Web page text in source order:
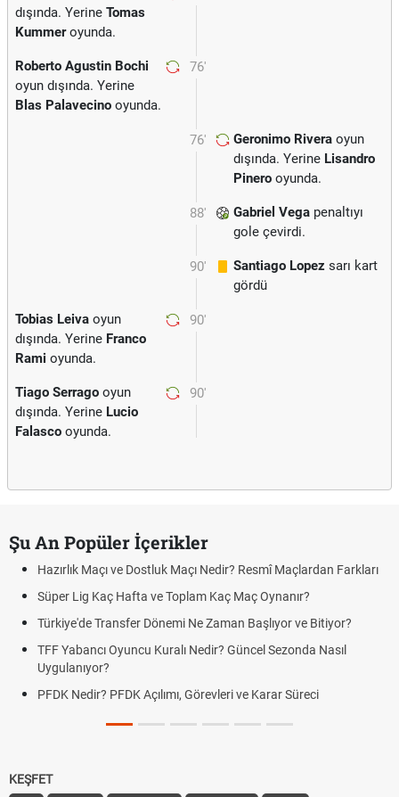
dışında. Yerine Tomas
Kummeroyunda.
76'
Roberto Agustin Bochi
oyun dışında. Yerine
Blas Palavecino oyunda.
76' Geronimo Rivera oyun
dışında. Yerine Lisandro
Pinero oyunda.
88' Gabriel Vega penaltıyı
gole çevirdi.
90' Santiago Lopez sarı kart
gördü
90'
Tobias Leiva oyun
dışında. Yerine Franco
Rami oyunda.
90'
Tiago Serrago oyun
dışında. Yerine Lucio
Falasco oyunda.
Şu An Popüler İçerikler
Hazırlık Maçı ve Dostluk Maçı Nedir? Resmî Maçlardan Farkları
Süper Lig Kaç Hafta ve Toplam Kaç Maç Oynanır?
Türkiye'de Transfer Dönemi Ne Zaman Başlıyor ve Bitiyor?
TFF Yabancı Oyuncu Kuralı Nedir? Güncel Sezonda Nasıl
Uygulanıyor?
PFDK Nedir? PFDK Açılımı, Görevleri ve Karar Süreci
KEŞFET